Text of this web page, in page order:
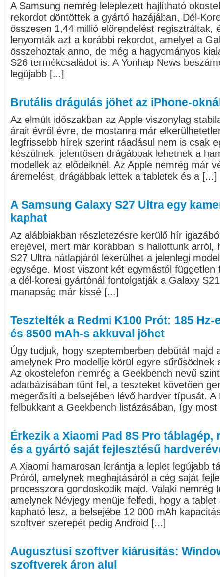
A Samsung nemrég leleplezett hajlítható
rekordot döntöttek a gyártó hazájában, Dél-
összesen 1,44 millió előrendelést regisztráltak,
lenyomták azt a korábbi rekordot, amelyet a
összehoztak anno, de még a hagyományos
S26 termékcsaládot is. A Yonhap News
legújabb [...]
Brutális drágulás jöhet az iPhone-
Az elmúlt időszakban az Apple viszonylag
árait évről évre, de mostanra már
legfrissebb hírek szerint ráadásul nem is csak
készülnek: jelentősen drágábbak lehetnek a
modellek az elődeiknél. Az Apple nemrég már
áremelést, drágábbak lettek a tabletek és a [...]
A Samsung Galaxy S27 Ultra egy
kaphat
Az alábbiakban részletezésre kerülő hír
erejével, mert már korábban is hallottunk arról,
S27 Ultra hátlapjáról lekerülhet a jelenlegi
egysége. Most viszont két egymástól
a dél-koreai gyártónál fontolgatják a Galaxy
manapság már kissé [...]
Tesztelték a Redmi K100 Prót: 185
és 8500 mAh-s akkuval jöhet
Úgy tudjuk, hogy szeptemberben debütál majd
amelynek Pro modellje körül egyre sűrűsödnek
Az okostelefon nemrég a Geekbench nevű
adatbázisában tűnt fel, a teszteket követően
megerősíti a belsejében lévő hardver típusát. A
felbukkant a Geekbench listázásában, így
Érkezik a Xiaomi Pad 8S Pro táblagép,
és a gyártó saját fejlesztésű
A Xiaomi hamarosan lerántja a leplet legújabb
Próról, amelynek meghajtásáról a cég saját
processzora gondoskodik majd. Valaki nemrég
amelynek Névjegy menüje felfedi, hogy a
kapható lesz, a belsejébe 12 000 mAh
szoftver szerepét pedig Android [...]
Augusztusi szoftver kiárusítás:
szoftverek áron alul